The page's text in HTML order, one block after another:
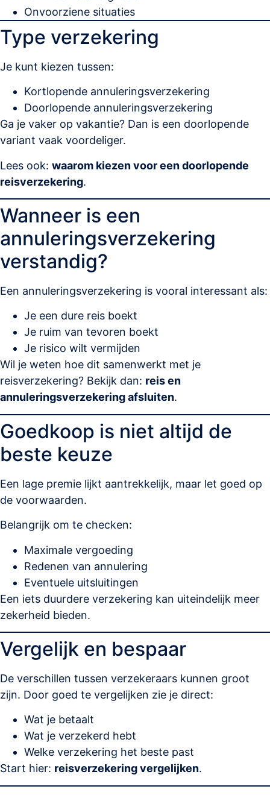
Onvoorziene situaties
Type verzekering
Je kunt kiezen tussen:
Kortlopende annuleringsverzekering
Doorlopende annuleringsverzekering
Ga je vaker op vakantie? Dan is een doorlopende
variant vaak voordeliger.
Lees ook: waarom kiezen voor een doorlopende
reisverzekering.
Wanneer is een
annuleringsverzekering
verstandig?
Een annuleringsverzekering is vooral interessant als:
Je een dure reis boekt
Je ruim van tevoren boekt
Je risico wilt vermijden
Wil je weten hoe dit samenwerkt met je
reisverzekering? Bekijk dan: reis en
annuleringsverzekering afsluiten.
Goedkoop is niet altijd de
beste keuze
Een lage premie lijkt aantrekkelijk, maar let goed op
de voorwaarden.
Belangrijk om te checken:
Maximale vergoeding
Redenen van annulering
Eventuele uitsluitingen
Een iets duurdere verzekering kan uiteindelijk meer
zekerheid bieden.
Vergelijk en bespaar
De verschillen tussen verzekeraars kunnen groot
zijn. Door goed te vergelijken zie je direct:
Wat je betaalt
Wat je verzekerd hebt
Welke verzekering het beste past
Start hier: reisverzekering vergelijken.